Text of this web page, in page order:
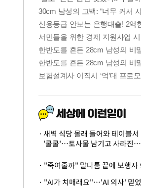
새벽 식당 몰래 들어와 테이블서
'쿨쿨'…토사물 남기고 사라진 남